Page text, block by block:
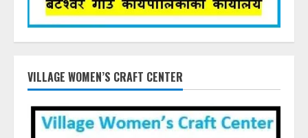
VILLAGE WOMEN’S CRAFT CENTER